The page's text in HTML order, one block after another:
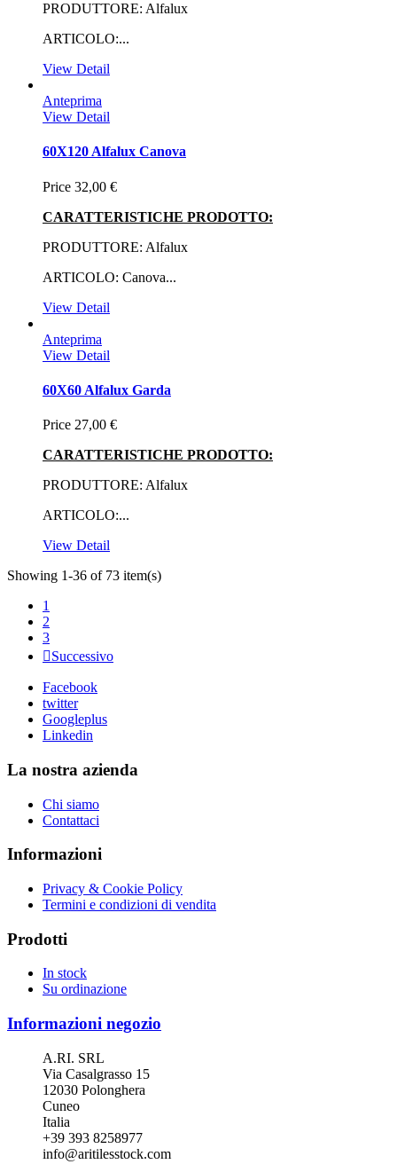
PRODUTTORE: Alfalux
ARTICOLO:...
View Detail
Anteprima
View Detail
60X120 Alfalux Canova
Price 32,00 €
CARATTERISTICHE PRODOTTO:
PRODUTTORE: Alfalux
ARTICOLO: Canova...
View Detail
Anteprima
View Detail
60X60 Alfalux Garda
Price 27,00 €
CARATTERISTICHE PRODOTTO:
PRODUTTORE: Alfalux
ARTICOLO:...
View Detail
Showing 1-36 of 73 item(s)
1
2
3
Successivo
Facebook
twitter
Googleplus
Linkedin
La nostra azienda
Chi siamo
Contattaci
Informazioni
Privacy & Cookie Policy
Termini e condizioni di vendita
Prodotti
In stock
Su ordinazione
Informazioni negozio
A.RI. SRL
Via Casalgrasso 15
12030 Polonghera
Cuneo
Italia
+39 393 8258977
info@aritilesstock.com